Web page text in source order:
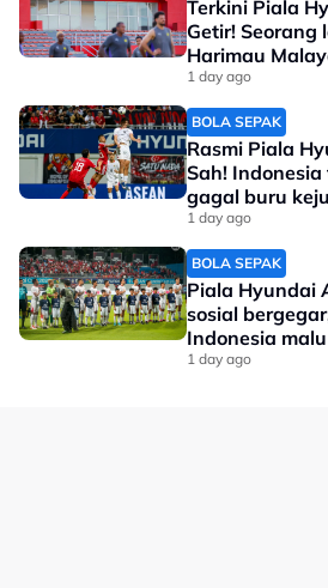
"Litar Mandalika tidak begitu
kelajuan, jadi jentera yang baik
utama.
"Saya fokus pada perlumbaan
Jumaat ini untuk melihat dimana
Terkini Piala
Getir! Seorang
Harimau
1 day ago
BOLA SEPAK
Rasmi Piala
Sah!
gagal buru
1 day ago
BOLA SEPAK
Piala Hyundai
sosial
Indonesia
1 day ago